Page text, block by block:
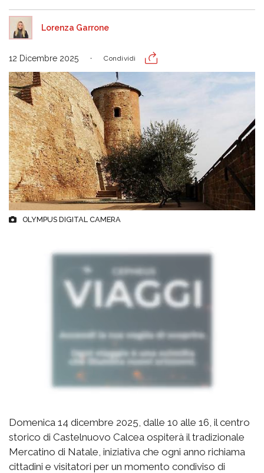
Lorenza Garrone
12 Dicembre 2025 Condividi
OLYMPUS DIGITAL CAMERA
Domenica 14 dicembre 2025, dalle 10 alle 16, il centro
storico di Castelnuovo Calcea ospiterà il tradizionale
Mercatino di Natale, iniziativa che ogni anno richiama
cittadini e visitatori per un momento condiviso di